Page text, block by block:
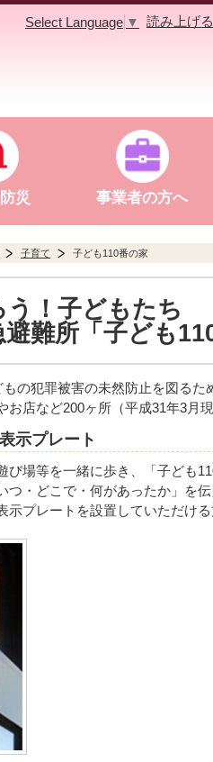
Select Language ▼ 読み上げる
災 事業者の方へ
子育て 子ども110番の家
！子どもたち
難所「子ども
もの犯罪被害の未然防止を図る
店など200ヶ所（平成31年3月
示プレート
び場等を一緒に歩き、「子ども
つ・どこで・何があったか」を
示プレートを設置していただける